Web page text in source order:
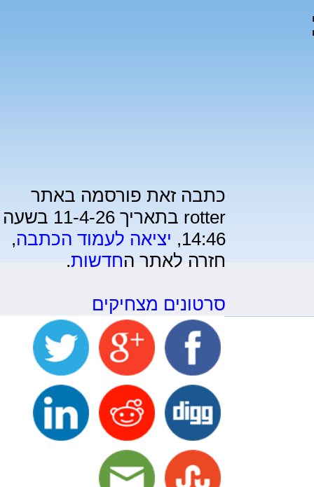
כתבה זאת פורסמה באתר
rotter בתאריך 11-4-26 בשעה
14:46, יציאה לעמוד הכתבה,
חזרה לאתר החדשות.
סרטונים מצחיקים